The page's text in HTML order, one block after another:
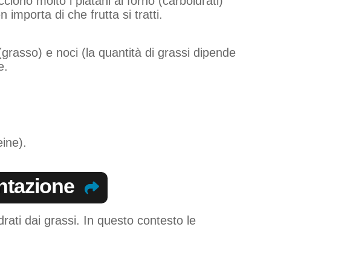
importa di che frutta si tratti.
e noci (la quantità di grassi dipende
dai grassi. In questo contesto le